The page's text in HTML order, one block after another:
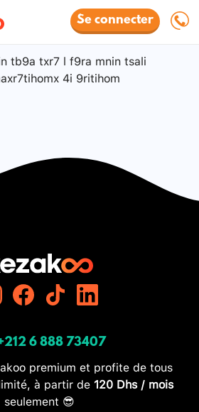
Se connecter
tb9a txr7 l f9ra mnin tsali
4i 9ritihom
6 888 73407
premium et profite de tous
à partir de 120 Dhs / mois
seulement 😎